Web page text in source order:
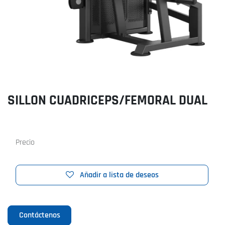
SILLON CUADRICEPS/FEMORAL DUAL
Añadir a lista de deseos
Precio
Contáctenos